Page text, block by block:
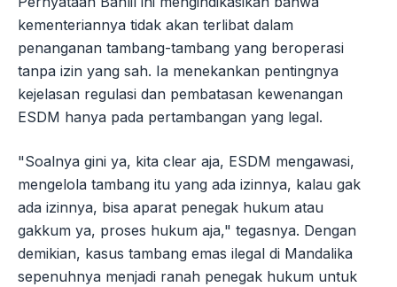
kementeriannya tidak akan terlibat dalam
penanganan tambang-tambang yang beroperasi
tanpa izin yang sah. Ia menekankan pentingnya
kejelasan regulasi dan pembatasan kewenangan
ESDM hanya pada pertambangan yang legal.
"Soalnya gini ya, kita clear aja, ESDM mengawasi,
mengelola tambang itu yang ada izinnya, kalau gak
ada izinnya, bisa aparat penegak hukum atau
gakkum ya, proses hukum aja," tegasnya. Dengan
demikian, kasus tambang emas ilegal di Mandalika
sepenuhnya menjadi ranah penegak hukum untuk